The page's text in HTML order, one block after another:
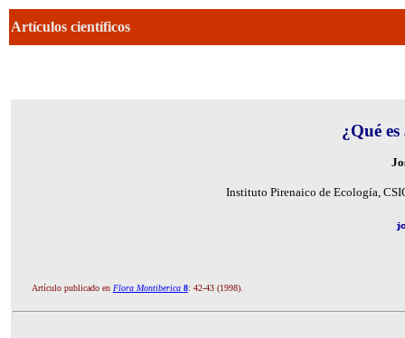
Artículos científicos
¿Qué es
Instituto Pirenaico de Ecología,
Artículo publicado en Flora Montiberica 8: 42-43 (1998).